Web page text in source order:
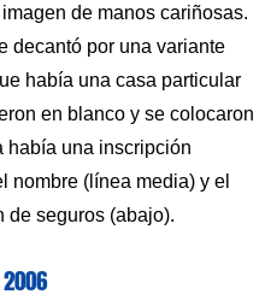
de manos cariñosas.
decantó por una variante
había una casa particular
en blanco y se colocaron
había una inscripción
nombre (línea media) y el
de seguros (abajo).
2006